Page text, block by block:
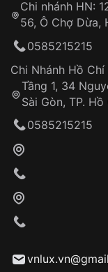
Từ khóa SEO:
Khách
Từ khóa SEO:
Đảm bảo
Đồng hành
trình sử
Chi nhánh HN:
56, Ô Chợ Dừa,
0585215215
Chi Nhánh Hồ Chí
Tầng 1, 34
Sài Gòn, TP.
0585215215